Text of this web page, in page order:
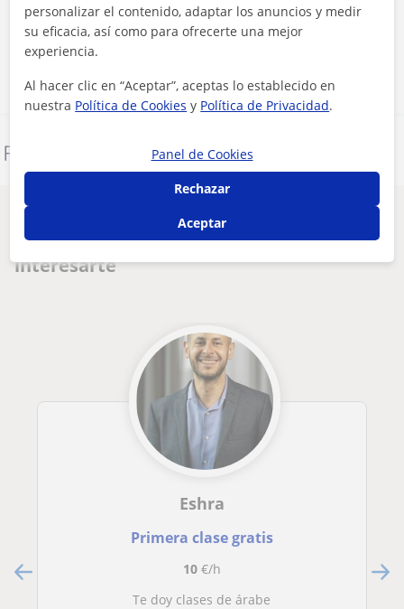
Contactar ahora
Denunciar este perfil
Otros profesores de Árabe en San
Sebastián de los Reyes que pueden
interesarte
Eshra
Primera clase gratis
10€/h
Te doy clases de árabe
personalizar el contenido, adaptar los anuncios y medir
su eficacia, así como para ofrecerte una mejor
experiencia.
Al hacer clic en “Aceptar”, aceptas lo establecido en
nuestra Política de Cookies y Política de Privacidad.
Panel de Cookies
Rechazar
Aceptar